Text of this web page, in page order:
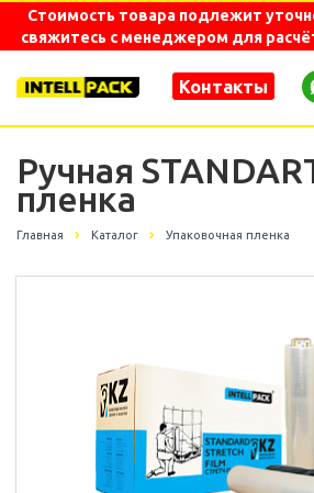
Стоимость товара подлежит
свяжитесь с менеджером для
Контакты
Ручная
пленка
Главная Каталог Упаковочная пленка